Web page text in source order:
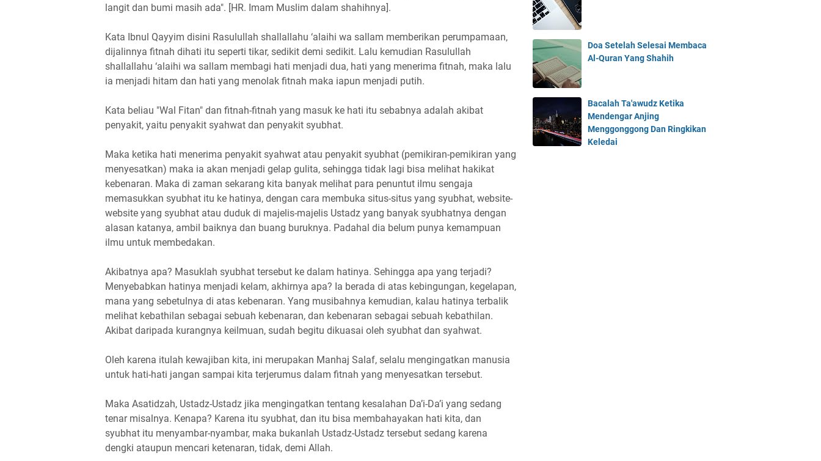
langit dan bumi masih ada". [HR. Imam Muslim dalam shahihnya].
Kata Ibnul Qayyim disini Rasulullah shallallahu ‘alaihi wa sallam memberikan perumpamaan,
dijalinnya fitnah dihati itu seperti tikar, sedikit demi sedikit. Lalu kemudian Rasulullah
shallallahu ‘alaihi wa sallam membagi hati menjadi dua, hati yang menerima fitnah, maka lalu
ia menjadi hitam dan hati yang menolak fitnah maka iapun menjadi putih.
Kata beliau "Wal Fitan" dan fitnah-fitnah yang masuk ke hati itu sebabnya adalah akibat
penyakit, yaitu penyakit syahwat dan penyakit syubhat.
Maka ketika hati menerima penyakit syahwat atau penyakit syubhat (pemikiran-pemikiran yang
menyesatkan) maka ia akan menjadi gelap gulita, sehingga tidak lagi bisa melihat hakikat
kebenaran. Maka di zaman sekarang kita banyak melihat para penuntut ilmu sengaja
memasukkan syubhat itu ke hatinya, dengan cara membuka situs-situs yang syubhat, website-
website yang syubhat atau duduk di majelis-majelis Ustadz yang banyak syubhatnya dengan
alasan katanya, ambil baiknya dan buang buruknya. Padahal dia belum punya kemampuan
ilmu untuk membedakan.
Akibatnya apa? Masuklah syubhat tersebut ke dalam hatinya. Sehingga apa yang terjadi?
Menyebabkan hatinya menjadi kelam, akhirnya apa? Ia berada di atas kebingungan, kegelapan,
mana yang sebetulnya di atas kebenaran. Yang musibahnya kemudian, kalau hatinya terbalik
melihat kebathilan sebagai sebuah kebenaran, dan kebenaran sebagai sebuah kebathilan.
Akibat daripada kurangnya keilmuan, sudah begitu dikuasai oleh syubhat dan syahwat.
Oleh karena itulah kewajiban kita, ini merupakan Manhaj Salaf, selalu mengingatkan manusia
untuk hati-hati jangan sampai kita terjerumus dalam fitnah yang menyesatkan tersebut.
Maka Asatidzah, Ustadz-Ustadz jika mengingatkan tentang kesalahan Da’i-Da’i yang sedang
tenar misalnya. Kenapa? Karena itu syubhat, dan itu bisa membahayakan hati kita, dan
syubhat itu menyambar-nyambar, maka bukanlah Ustadz-Ustadz tersebut sedang karena
dengki ataupun mencari ketenaran, tidak, demi Allah.
Doa Setelah Selesai Membaca
Al-Quran Yang Shahih
Bacalah Ta'awudz Ketika
Mendengar Anjing
Menggonggong Dan Ringkikan
Keledai